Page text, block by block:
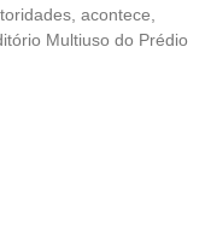
acontece,
Multiuso do Prédio